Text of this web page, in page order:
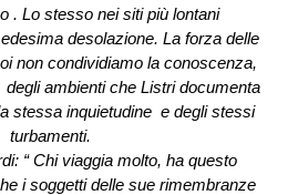
. Lo stesso nei siti più lontani
desolazione. La forza delle
non condividiamo la conoscenza,
ambienti che Listri documenta
stessa inquietudine e degli stessi
turbamenti.
“ Chi viaggia molto, ha questo
i soggetti delle sue rimembranze